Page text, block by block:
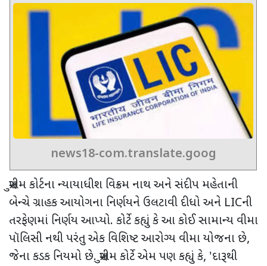
news18-com.translate.goog
સુપ્રીમ કોર્ટના ન્યાયાધીશ વિક્રમ નાથ અને સંદીપ મહેતાની
બેન્ચે ગ્રાહક આયોગના નિર્ણયને ઉલટાવી દીધો અને LICની
તરફેણમાં નિર્ણય આપ્યો. કોર્ટે કહ્યું કે આ કોઈ સામાન્ય વીમા
પૉલિસી નથી પરંતુ એક વિશિષ્ટ આરોગ્ય વીમા યોજના છે,
જેના કડક નિયમો છે. સુપ્રીમ કોર્ટે એમ પણ કહ્યું કે, 'દારૂથી